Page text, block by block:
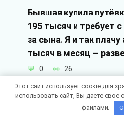
Бывшая купила
195 тысяч и требует
за сына. Я и так
тысяч в месяц —
0 26
Этот сайт использует cookie для
использовать сайт, Вы даете свое
файлами.